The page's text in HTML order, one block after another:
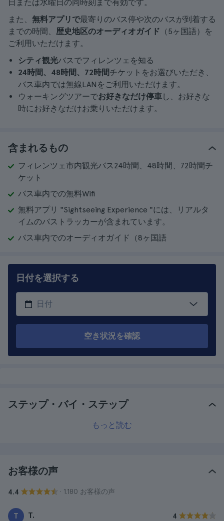
日または水曜日の同時刻まで有効です。
また、 無料アプリで最寄りのバス停や次のバスが到着する
までの時間、 歴史地区のオーディオガイド （5ヶ国語）を
ご利用いただけます。
シティ観光バスでフィレンツェを知る
24時間、48時間、72時間チケットをお選びいただき、
バス車内では無線LANをご利用いただけます。
ウォーキングツアーでお好きなだけ停車し、お好きな
時にお好きなだけお乗りいただけます。
含まれるもの
フィレンツェ市内観光バス24時間、48時間、72時間チ
ケット
バス車内での無料Wifi
無料アプリ "Sightseeing Experience "には、リアルタ
イムのバストラッカーが含まれています。
バス車内でのオーディオガイド（8ヶ国語
日付を選択する
空き状況を確認
ステップ・バイ・ステップ
もっと読む
お客様の声
4.4 · 1.180 お客様の声
T T. 4